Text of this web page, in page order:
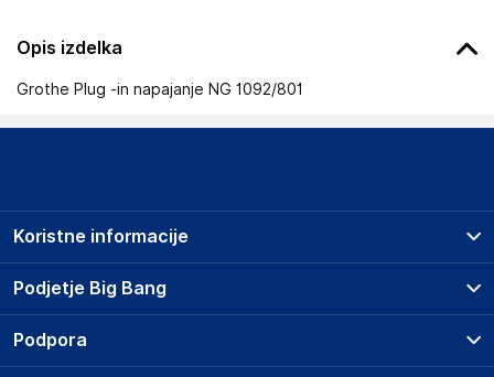
Opis izdelka
Grothe Plug -in napajanje NG 1092/801
Podjetje Big Bang
O podjetju
Koristne informacije
Prodajna mesta
Storitve
Dostava, vnos in odvoz
Podpora